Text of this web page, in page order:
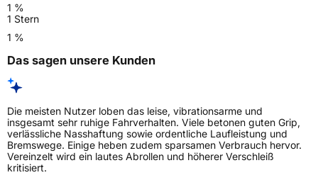
1 %
1 Stern
1 %
Das sagen unsere Kunden
Die meisten Nutzer loben das leise, vibrationsarme und
insgesamt sehr ruhige Fahrverhalten. Viele betonen guten Grip,
verlässliche Nasshaftung sowie ordentliche Laufleistung und
Bremswege. Einige heben zudem sparsamen Verbrauch hervor.
Vereinzelt wird ein lautes Abrollen und höherer Verschleiß
kritisiert.